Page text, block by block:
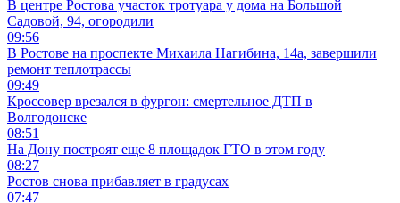
В центре Ростова участок тротуара у дома на Большой
Садовой, 94, огородили
09:56
В Ростове на проспекте Михаила Нагибина, 14а, завершили
ремонт теплотрассы
09:49
Кроссовер врезался в фургон: смертельное ДТП в
Волгодонске
08:51
На Дону построят еще 8 площадок ГТО в этом году
08:27
Ростов снова прибавляет в градусах
07:47